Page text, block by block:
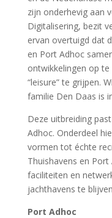
zijn onderhevig aan
Digitalisering, bezit
ervan overtuigd dat
en Port Adhoc
ontwikkelingen op te
“leisure” te grijpen.
familie Den Daas is
Deze uitbreiding
Adhoc. Onderdeel
vormen tot échte
Thuishavens en
faciliteiten en
jachthavens te
Port Adhoc